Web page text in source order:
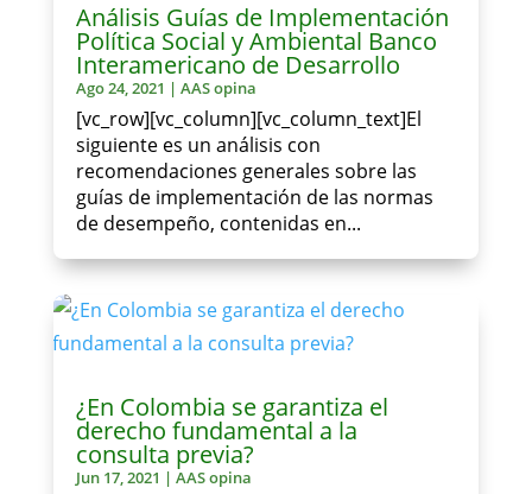
Análisis Guías de Implementación
Política Social y Ambiental Banco
Interamericano de Desarrollo
Ago 24, 2021 | AAS opina
[vc_row][vc_column][vc_column_text]El
siguiente es un análisis con
recomendaciones generales sobre las
guías de implementación de las normas
de desempeño, contenidas en...
¿En Colombia se garantiza el
derecho fundamental a la
consulta previa?
Jun 17, 2021 | AAS opina